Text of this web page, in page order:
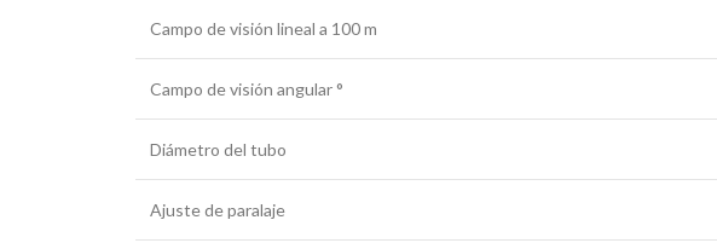
Campo de visión lineal a 100 m
Campo de visión angular °
Diámetro del tubo
Ajuste de paralaje